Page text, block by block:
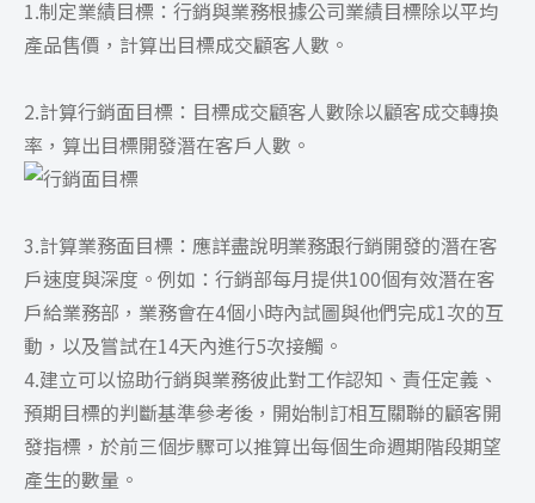
1.制定業績目標：行銷與業務根據公司業績目標除以平均
產品售價，計算出目標成交顧客人數。
2.計算行銷面目標：目標成交顧客人數除以顧客成交轉換
率，算出目標開發潛在客戶人數。
3.計算業務面目標：應詳盡說明業務跟行銷開發的潛在客
戶速度與深度。例如：行銷部每月提供100個有效潛在客
戶給業務部，業務會在4個小時內試圖與他們完成1次的互
動，以及嘗試在14天內進行5次接觸。
4.建立可以協助行銷與業務彼此對工作認知、責任定義、
預期目標的判斷基準參考後，開始制訂相互關聯的顧客開
發指標，於前三個步驟可以推算出每個生命週期階段期望
產生的數量。